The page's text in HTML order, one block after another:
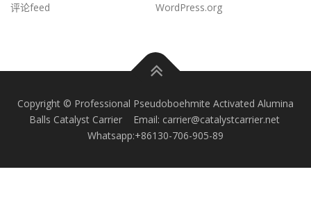
评论feed
WordPress.org
Copyright © Professional Pseudoboehmite Activated Alumina
Balls Catalyst Carrier Email: carrier@catalystcarrier.net
Whatsapp:+86130-706-905-89